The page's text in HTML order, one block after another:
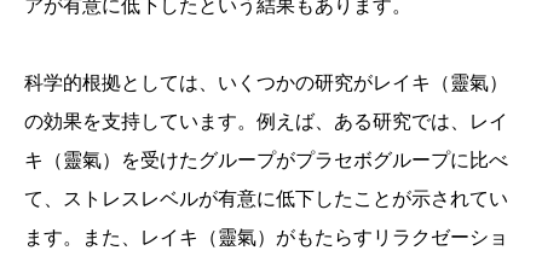
アが有意に低下したという結果もあります。
科学的根拠としては、いくつかの研究がレイキ（靈氣）
の効果を支持しています。例えば、ある研究では、レイ
キ（靈氣）を受けたグループがプラセボグループに比べ
て、ストレスレベルが有意に低下したことが示されてい
ます。また、レイキ（靈氣）がもたらすリラクゼーショ